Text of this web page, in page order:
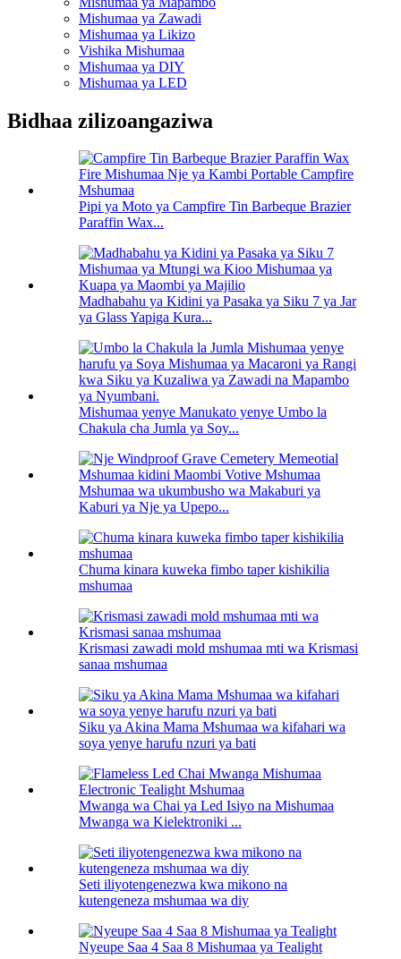
Mishumaa ya Zawadi
Mishumaa ya Likizo
Vishika Mishumaa
Mishumaa ya DIY
Mishumaa ya LED
Bidhaa zilizoangaziwa
Pipi ya Moto ya Campfire Tin Barbeque Brazier
Paraffin Wax...
Madhabahu ya Kidini ya Pasaka ya Siku 7 ya Jar
ya Glass Yapiga Kura...
Mishumaa yenye Manukato yenye Umbo la
Chakula cha Jumla ya Soy...
Mshumaa wa ukumbusho wa Makaburi ya
Kaburi ya Nje ya Upepo...
Chuma kinara kuweka fimbo taper kishikilia
mshumaa
Krismasi zawadi mold mshumaa mti wa Krismasi
sanaa mshumaa
Siku ya Akina Mama Mshumaa wa kifahari wa
soya yenye harufu nzuri ya bati
Mwanga wa Chai ya Led Isiyo na Mishumaa
Mwanga wa Kielektroniki ...
Seti iliyotengenezwa kwa mikono na
kutengeneza mshumaa wa diy
Nyeupe Saa 4 Saa 8 Mishumaa ya Tealight